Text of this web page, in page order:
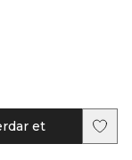
et